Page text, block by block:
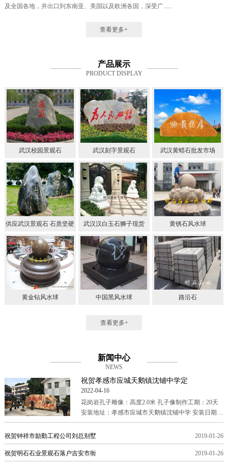
及全国各地，并出口到东南亚、美国以及欧洲各国，深受广......
查看更多+
产品展示
PRODUCT DISPLAY
武汉校园景观石 武汉刻字景观石 武汉黄蜡石批发市场
供应武汉景观石 石质坚硬 武汉汉白玉石狮子现货 黄锈石风水球
黄金钻风水球 中国黑风水球 路沿石
查看更多+
新闻中心
NEWS
祝贺孝感市应城天鹅镇沈铺中学定
2022-04-16
花岗岩孔子雕像：高度2.0米 孔子像制作工期：20天
安装地址：孝感市应城市天鹅镇沈铺中学 安装日期：
2018年7月 石雕孔子像是参考吴道子版孔子唐代吴道
祝贺钟祥市励勤工程公司刘总别墅
2019-01-26
祝贺明石石业景观石落户吉安市衙 2019-01-26